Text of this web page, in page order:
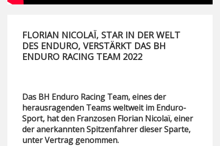
FLORIAN NICOLAÏ, STAR IN DER WELT
DES ENDURO, VERSTÄRKT DAS BH
ENDURO RACING TEAM 2022
Das BH Enduro Racing Team, eines der
herausragenden Teams weltweit im Enduro-
Sport, hat den Franzosen Florian Nicolaï, einer
der anerkannten Spitzenfahrer dieser Sparte,
unter Vertrag genommen.